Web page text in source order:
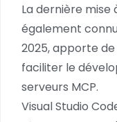
La dernière mise
également
2025, apporte
faciliter le
serveurs MCP.
Visual Studio